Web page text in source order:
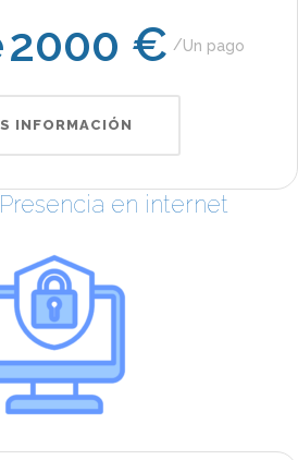
2000 € Un pago
INFORMACIÓN
en internet